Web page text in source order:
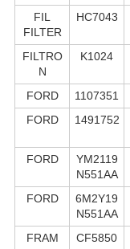
FIL
FILTER
HC7043
FILTRO
N
K1024
FORD 1107351
FORD
1491752
FORD
YM2119
N551AA
FORD
6M2Y19
N551AA
FRAM CF5850